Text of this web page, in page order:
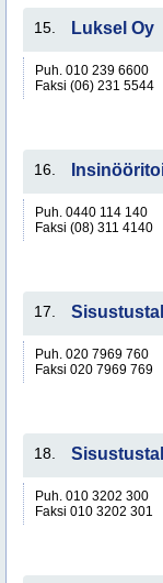
15. Luksel Oy
Puh. 010 239 6600
Faksi (06) 231 5544
16.
Puh. 0440 114 140
Faksi (08) 311 4140
17.
Puh. 020 7969 760
Faksi 020 7969 769
18.
Puh. 010 3202 300
Faksi 010 3202 301